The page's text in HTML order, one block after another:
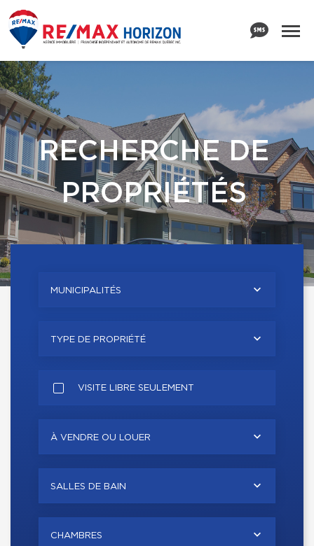
RECHERCHE DE
PROPRIÉTÉS
MUNICIPALITÉS
TYPE DE PROPRIÉTÉ
VISITE LIBRE SEULEMENT
À VENDRE OU LOUER
SALLES DE BAIN
CHAMBRES